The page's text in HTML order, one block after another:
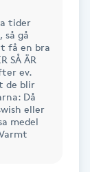
tider
så gå
få en bra
SÅ ÄR
ev.
de blir
Då
eller
medel